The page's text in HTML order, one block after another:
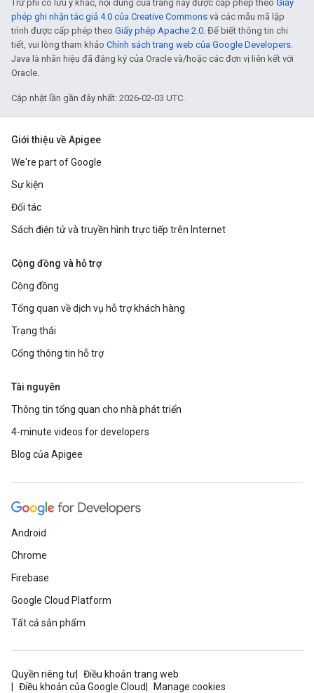
Trừ phi có lưu ý khác, nội dung của trang này được cấp phép theo Giấy
phép ghi nhận tác giả 4.0 của Creative Commons và các mẫu mã lập
trình được cấp phép theo Giấy phép Apache 2.0. Để biết thông tin chi
tiết, vui lòng tham khảo Chính sách trang web của Google Developers.
Java là nhãn hiệu đã đăng ký của Oracle và/hoặc các đơn vị liên kết với
Oracle.
Cập nhật lần gần đây nhất: 2026-02-03 UTC.
Giới thiệu về Apigee
We're part of Google
Sự kiện
Đối tác
Sách điện tử và truyền hình trực tiếp trên Internet
Cộng đồng và hỗ trợ
Cộng đồng
Tổng quan về dịch vụ hỗ trợ khách hàng
Trạng thái
Cổng thông tin hỗ trợ
Tài nguyên
Thông tin tổng quan cho nhà phát triển
4-minute videos for developers
Blog của Apigee
Android
Chrome
Firebase
Google Cloud Platform
Tất cả sản phẩm
Quyền riêng tư
Điều khoản trang web
Điều khoản của Google Cloud
Manage cookies